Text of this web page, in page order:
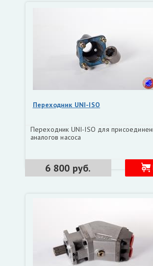
Переходник UNI-ISO
Переходник UNI-ISO для
аналогов насоса
6 800 руб.